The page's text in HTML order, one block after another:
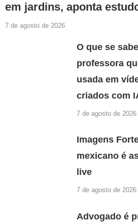
em jardins, aponta
7 de agosto de 2026
O que se
professora
usada em
criados com
7 de agosto de 2026
Imagens
mexicano é
live
7 de agosto de 2026
Advogado é